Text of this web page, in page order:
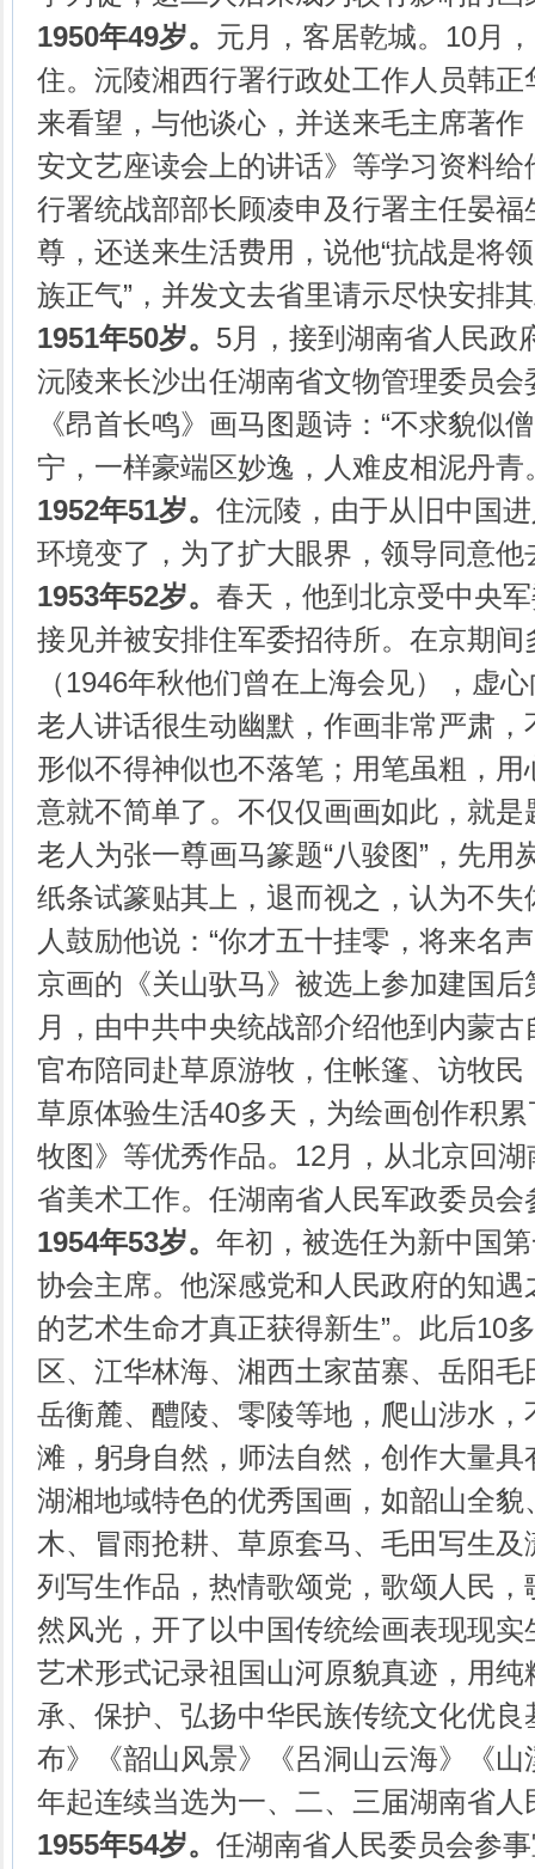
1950年49岁。 元月，客居乾城。10月
住。沅陵湘西行署行政处工作人员韩
来看望，与他谈心，并送来毛主席著
安文艺座读会上的讲话》等学习资料
行署统战部部长顾凌申及行署主任晏
尊，还送来生活费用，说他“抗战是将
族正气”，并发文去省里请示尽快安排
1951年50岁。 5月，接到湖南省人民政
沅陵来长沙出任湖南省文物管理委员
《昂首长鸣》画马图题诗：“不求貌似
宁，一样豪端区妙逸，人难皮相泥丹青
1952年51岁。 住沅陵，由于从旧中国
环境变了，为了扩大眼界，领导同意
1953年52岁。 春天，他到北京受中央
接见并被安排住军委招待所。在京期
（1946年秋他们曾在上海会见），虚
老人讲话很生动幽默，作画非常严肃
形似不得神似也不落笔；用笔虽粗，
意就不简单了。不仅仅画画如此，就
老人为张一尊画马篆题“八骏图”，先用
纸条试篆贴其上，退而视之，认为不
人鼓励他说：“你才五十挂零，将来名
京画的《关山驮马》被选上参加建国
月，由中共中央统战部介绍他到内蒙
官布陪同赴草原游牧，住帐篷、访牧
草原体验生活40多天，为绘画创作积
牧图》等优秀作品。12月，从北京回
省美术工作。任湖南省人民军政委员会
1954年53岁。 年初，被选任为新中国
协会主席。他深感党和人民政府的知遇
的艺术生命才真正获得新生”。此后10
区、江华林海、湘西土家苗寨、岳阳
岳衡麓、醴陵、零陵等地，爬山涉水
滩，躬身自然，师法自然，创作大量
湖湘地域特色的优秀国画，如韶山全
木、冒雨抢耕、草原套马、毛田写生
列写生作品，热情歌颂党，歌颂人民
然风光，开了以中国传统绘画表现现
艺术形式记录祖国山河原貌真迹，用
承、保护、弘扬中华民族传统文化优
布》《韶山风景》《呂洞山云海》《
年起连续当选为一、二、三届湖南省人
1955年54岁。 任湖南省人民委员会参